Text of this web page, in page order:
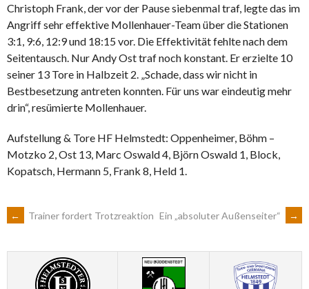
Christoph Frank, der vor der Pause siebenmal traf, legte das im
Angriff sehr effektive Mollenhauer-Team über die Stationen
3:1, 9:6, 12:9 und 18:15 vor. Die Effektivität fehlte nach dem
Seitentausch. Nur Andy Ost traf noch konstant. Er erzielte 10
seiner 13 Tore in Halbzeit 2. „Schade, dass wir nicht in
Bestbesetzung antreten konnten. Für uns war eindeutig mehr
drin“, resümierte Mollenhauer.
Aufstellung & Tore HF Helmstedt: Oppenheimer, Böhm –
Motzko 2, Ost 13, Marc Oswald 4, Björn Oswald 1, Block,
Kopatsch, Hermann 5, Frank 8, Held 1.
ARTIKEL-
NAVIGATION
← Trainer fordert Trotzreaktion Ein „absoluter Außenseiter“ →